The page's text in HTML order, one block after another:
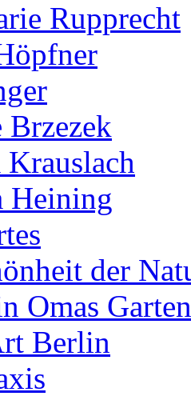
Rupprecht
Brzezek
Heining
der
Omas Garten
Berlin